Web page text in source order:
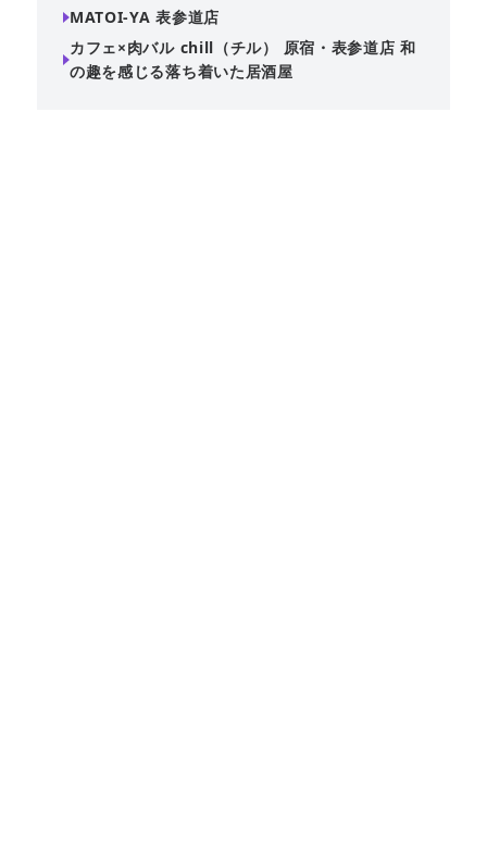
MATOI-YA 表参道店
カフェ×肉バル chill（チル） 原宿・表参道店 和
の趣を感じる落ち着いた居酒屋